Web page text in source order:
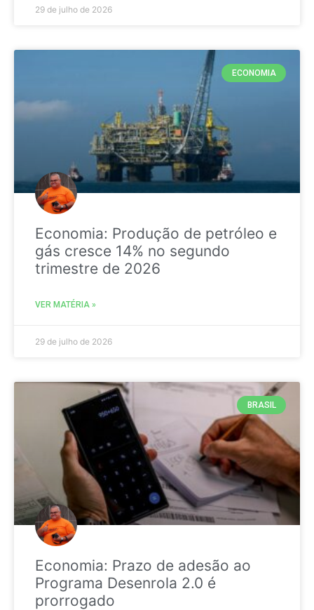
29 de julho de 2026
ECONOMIA
Economia: Produção de petróleo e
gás cresce 14% no segundo
trimestre de 2026
VER MATÉRIA »
29 de julho de 2026
BRASIL
Economia: Prazo de adesão ao
Programa Desenrola 2.0 é
prorrogado